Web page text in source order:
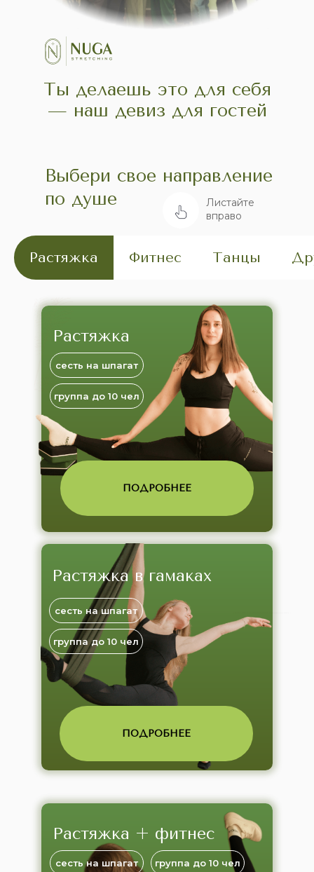
Ты делаешь это для себя
— наш девиз для гостей
Выбери свое направление
по душе
Листайте
вправо
Растяжка Фитнес Танцы
Растяжка
ПОДРОБНЕЕ
сесть на шпагат
группа до 10 чел
Растяжка в гамаках
ПОДРОБНЕЕ
сесть на шпагат
группа до 10 чел
Растяжка + фитнес
сесть на шпагат группа до 10 чел